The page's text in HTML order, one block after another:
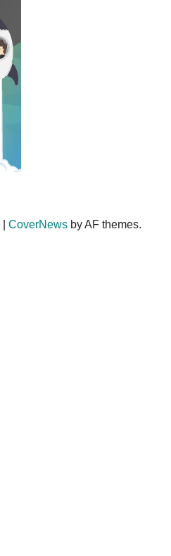
CoverNews by AF themes.